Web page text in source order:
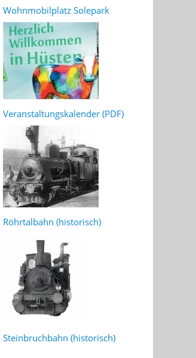
Wohnmobilplatz Solepark
Veranstaltungskalender (PDF)
Röhrtalbahn (historisch)
Steinbruchbahn (historisch)